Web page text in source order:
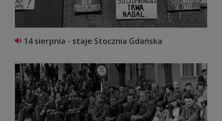
14 sierpnia - staje Stocznia Gdańska